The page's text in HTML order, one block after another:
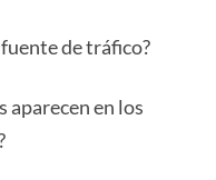
de tráfico?
aparecen en los